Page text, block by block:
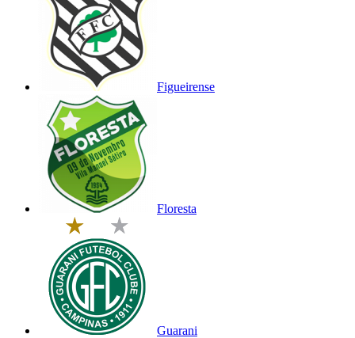
Figueirense
Floresta
Guarani